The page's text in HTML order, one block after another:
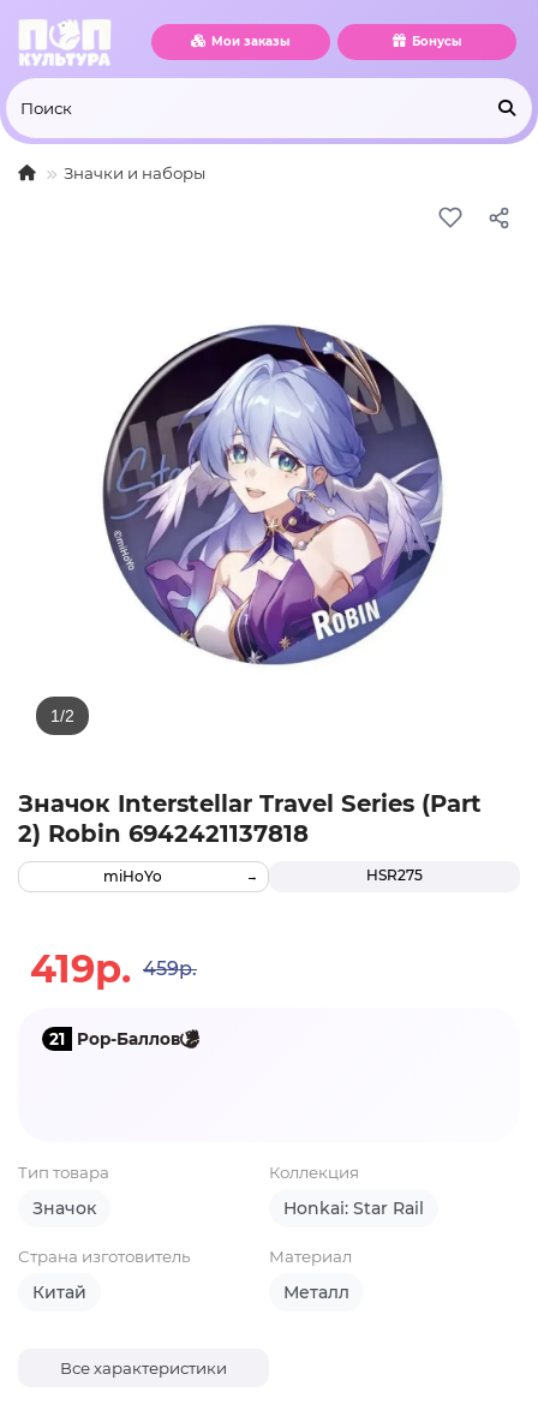
Мои заказы Бонусы
Значки и наборы
Значок Interstellar Travel Series (Part
2) Robin 6942421137818
HSR275
miHoYo
419р. 459р.
21 Pop-Баллов
Тип товара
Значок
Коллекция
Honkai: Star Rail
Страна изготовитель
Китай
Материал
Металл
Все характеристики